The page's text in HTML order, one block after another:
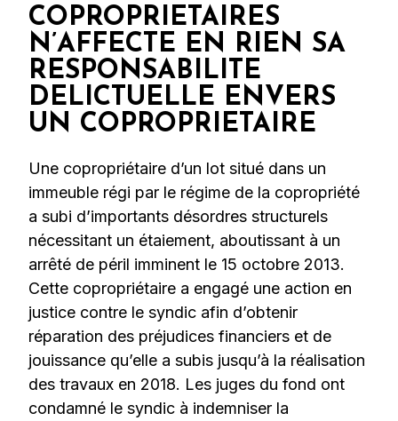
COPROPRIETAIRES
N’AFFECTE EN RIEN SA
RESPONSABILITE
DELICTUELLE ENVERS
UN COPROPRIETAIRE
Une copropriétaire d’un lot situé dans un
immeuble régi par le régime de la copropriété
a subi d’importants désordres structurels
nécessitant un étaiement, aboutissant à un
arrêté de péril imminent le 15 octobre 2013.
Cette copropriétaire a engagé une action en
justice contre le syndic afin d’obtenir
réparation des préjudices financiers et de
jouissance qu’elle a subis jusqu’à la réalisation
des travaux en 2018. Les juges du fond ont
condamné le syndic à indemniser la